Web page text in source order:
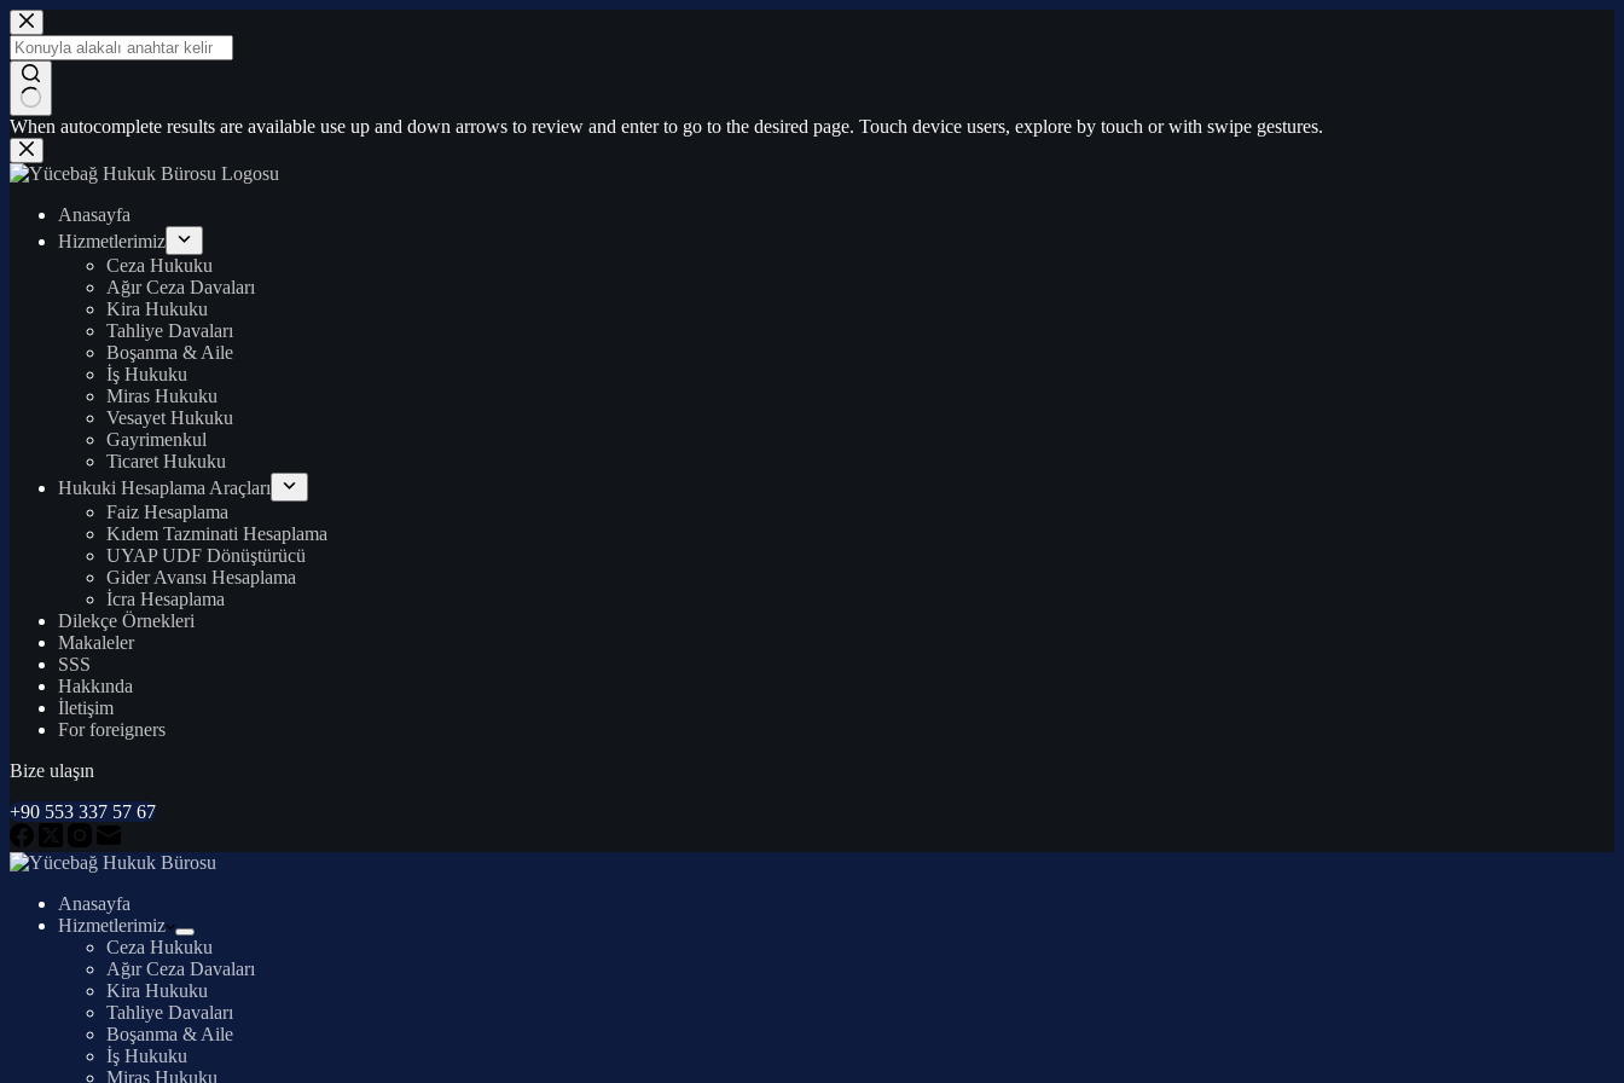
Skip
to
content
No
results
When autocomplete results are available use up and down arrows to review and enter to go to the desired page. Touch device users, explore by touch or with swipe gestures.
Anasayfa
Hizmetlerimiz
Ceza Hukuku
Ağır Ceza Davaları
Kira Hukuku
Tahliye Davaları
Boşanma & Aile
İş Hukuku
Miras Hukuku
Vesayet Hukuku
Gayrimenkul
Ticaret Hukuku
Hukuki Hesaplama Araçları
Faiz Hesaplama
Kıdem Tazminati Hesaplama
UYAP UDF Dönüştürücü
Gider Avansı Hesaplama
İcra Hesaplama
Dilekçe Örnekleri
Makaleler
SSS
Hakkında
İletişim
For foreigners
Bize ulaşın
+90 553 337 57 67
Anasayfa
Hizmetlerimiz
Ceza Hukuku
Ağır Ceza Davaları
Kira Hukuku
Tahliye Davaları
Boşanma & Aile
İş Hukuku
Miras Hukuku